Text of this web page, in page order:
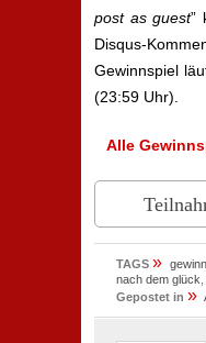
post as guest”
Disqus-
Gewinnspiel
(23:59 Uhr).
Alle
TAGS »
nach dem glück
Gepostet in »